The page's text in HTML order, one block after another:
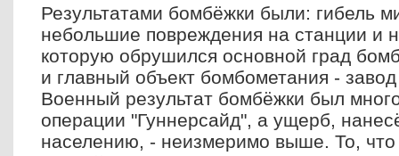
Результатами бомбёжки были: гибель
небольшие повреждения на станции и
которую обрушился основной град
и главный объект бомбометания -
Военный результат бомбёжки был
операции "Гуннерсайд", а ущерб,
населению, - неизмеримо выше. То, что